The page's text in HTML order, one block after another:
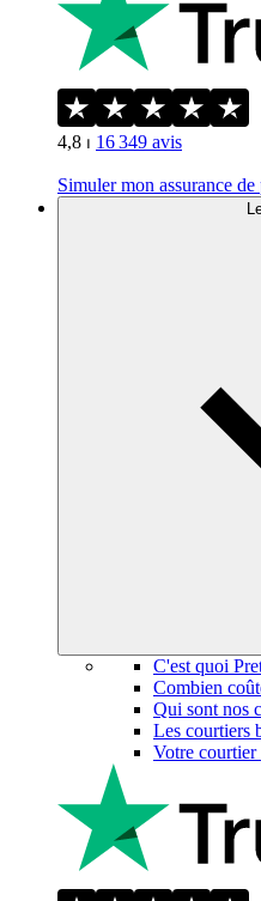
4,8 ⏐ 16 349 avis
Simuler mon assurance de
C'est quoi
Combien
Qui sont nos
Les courtiers
Votre courtier